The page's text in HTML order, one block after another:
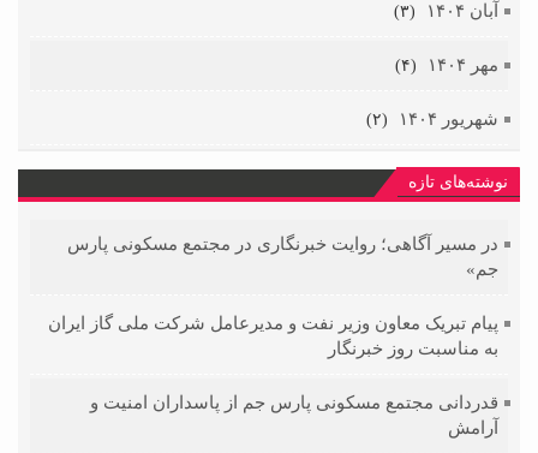
آبان ۱۴۰۴ (۳)
مهر ۱۴۰۴ (۴)
شهریور ۱۴۰۴ (۲)
نوشته‌های تازه
در مسیر آگاهی؛ روایت خبرنگاری در مجتمع مسکونی پارس
جم»
پیام تبریک معاون وزیر نفت و مدیرعامل شرکت ملی گاز ایران
به مناسبت روز خبرنگار
قدردانی مجتمع مسکونی پارس جم از پاسداران امنیت و
آرامش